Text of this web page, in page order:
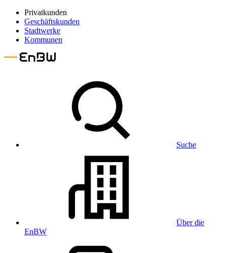
Privatkunden
Geschäftskunden
Stadtwerke
Kommunen
Suche
Über die
EnBW